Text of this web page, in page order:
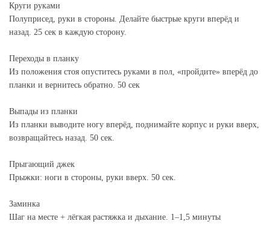
Круги руками
Полуприсед, руки в стороны. Делайте быстрые круги вперёд и
назад. 25 сек в каждую сторону.
Переходы в планку
Из положения стоя опуститесь руками в пол, «пройдите» вперёд до
планки и вернитесь обратно. 50 сек
Выпады из планки
Из планки выводите ногу вперёд, поднимайте корпус и руки вверх,
возвращайтесь назад. 50 сек.
Прыгающий джек
Прыжки: ноги в стороны, руки вверх. 50 сек.
Заминка
Шаг на месте + лёгкая растяжка и дыхание. 1–1,5 минуты